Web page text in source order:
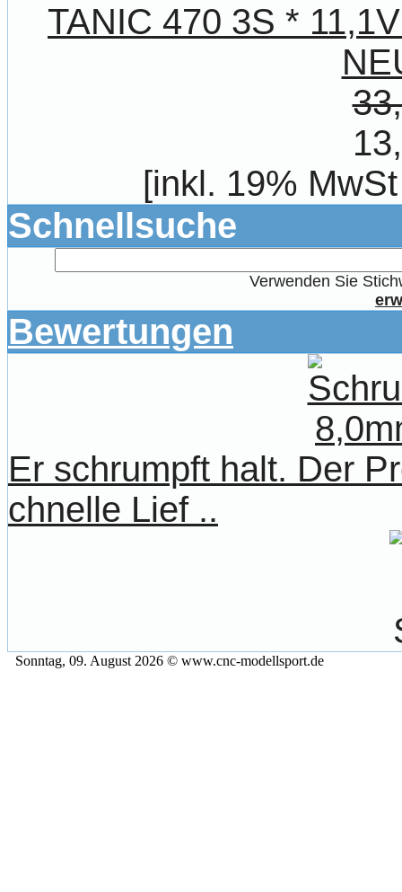
TANIC 470 3S *
[inkl. 19%
Schnellsuche
Verwenden Sie
Bewertungen
Er schrumpft halt. Der
chnelle Lief ..
Sonntag, 09. August 2026 © www.cnc-modellsport.de